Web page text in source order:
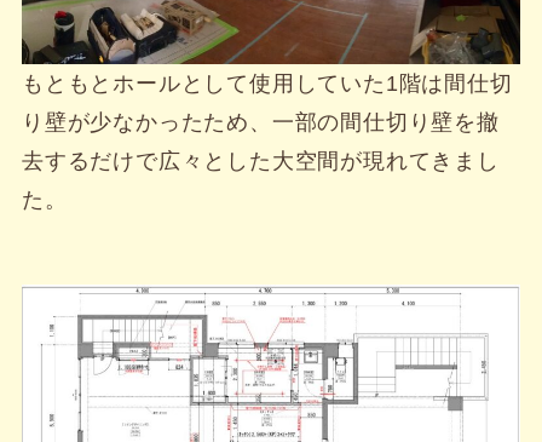
もともとホールとして使用していた1階は間仕切
り壁が少なかったため、一部の間仕切り壁を撤
去するだけで広々とした大空間が現れてきまし
た。